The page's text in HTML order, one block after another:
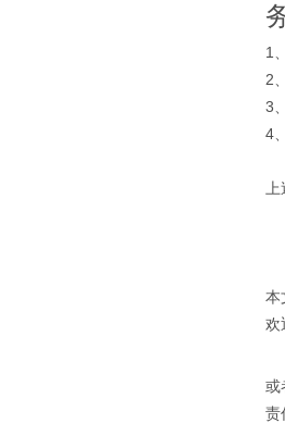
1
2
3
4
本
欢
或
责